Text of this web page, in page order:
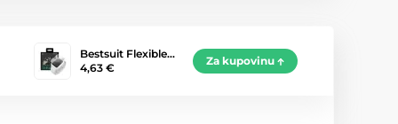
Bestsuit Flexible…
4,63 €
Za kupovinu